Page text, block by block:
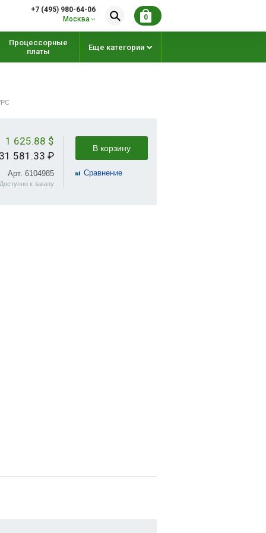
+7 (495) 980-64-06
Москва
0
Процессорные
платы
Еще категории
1 625.88 $
581.33 ₽
Арт. 6104985
к заказу
В корзину
Cравнение